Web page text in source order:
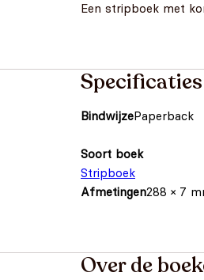
Een stripboek met
Specificaties
BindwijzePaperback
Soort boek
Stripboek
Afmetingen288 × 7
Over de